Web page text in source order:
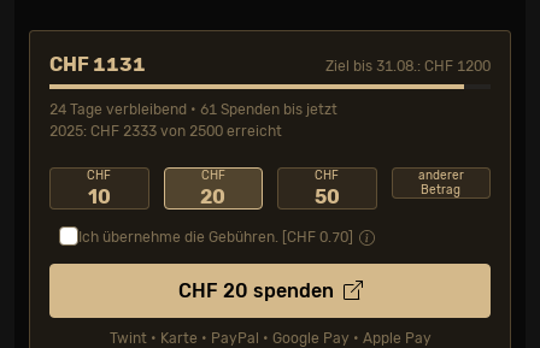
CHF 1131 Ziel bis 31.08.: CHF 1200
24 Tage verbleibend • 61 Spenden bis jetzt
2025: CHF 2333 von 2500 erreicht
CHF
10
CHF
20
CHF
50
anderer
Betrag
Ich übernehme die Gebühren. [CHF 0.70
CHF 20 spenden
Twint • Karte • PayPal • Google Pay • Apple Pay